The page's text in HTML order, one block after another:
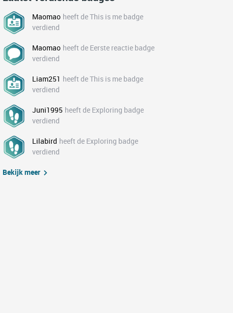
Maomao heeft de This is me badge
verdiend
Maomao heeft de Eerste reactie badge
verdiend
Liam251 heeft de This is me badge
verdiend
Juni1995 heeft de Exploring badge
verdiend
Lilabird heeft de Exploring badge
verdiend
Bekijk meer